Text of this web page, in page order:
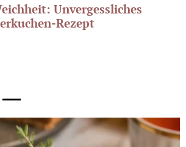
Unvergessliches
Rezept